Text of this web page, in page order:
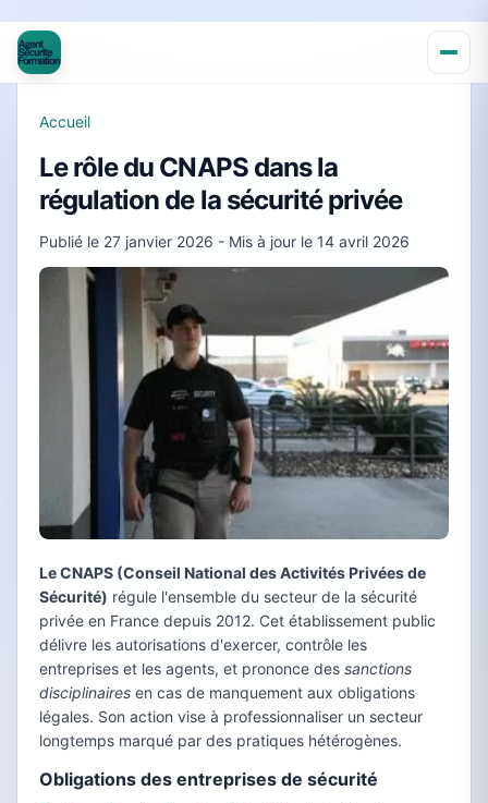
Accueil
Le rôle du CNAPS dans la
régulation de la sécurité privée
Publié le 27 janvier 2026 - Mis à jour le 14 avril 2026
Le CNAPS (Conseil National des Activités Privées de
Sécurité) régule l'ensemble du secteur de la sécurité
privée en France depuis 2012. Cet établissement public
délivre les autorisations d'exercer, contrôle les
entreprises et les agents, et prononce des sanctions
disciplinaires en cas de manquement aux obligations
légales. Son action vise à professionnaliser un secteur
longtemps marqué par des pratiques hétérogènes.
Obligations des entreprises de sécurité